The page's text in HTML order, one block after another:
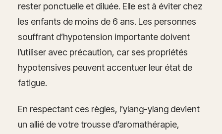
rester ponctuelle et diluée. Elle est à éviter chez
les enfants de moins de 6 ans. Les personnes
souffrant d’hypotension importante doivent
l’utiliser avec précaution, car ses propriétés
hypotensives peuvent accentuer leur état de
fatigue.
En respectant ces règles, l’ylang-ylang devient
un allié de votre trousse d’aromathérapie,